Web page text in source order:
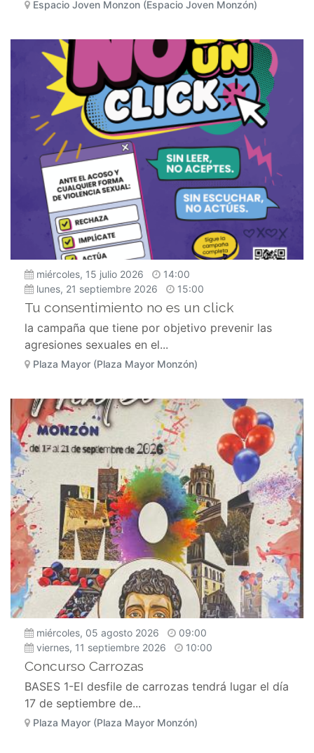
Espacio Joven Monzon (Espacio Joven Monzón)
miércoles, 15 julio 2026
14:00
lunes, 21 septiembre 2026
15:00
Tu consentimiento no es un click
la campaña que tiene por objetivo prevenir las
agresiones sexuales en el...
Plaza Mayor (Plaza Mayor Monzón)
miércoles, 05 agosto 2026
09:00
viernes, 11 septiembre 2026
10:00
Concurso Carrozas
BASES 1-El desfile de carrozas tendrá lugar el día
17 de septiembre de...
Plaza Mayor (Plaza Mayor Monzón)